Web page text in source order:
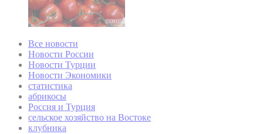
Все новости
Новости России
Новости Турции
Новости Экономики
статистика
абрикосы
Россия и Турция
сельское хозяйство на Востоке
клубника